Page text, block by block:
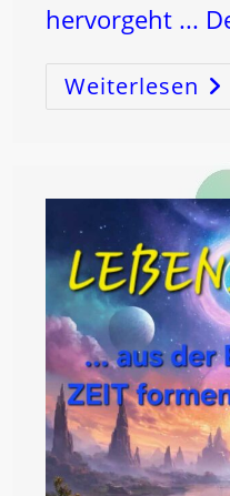
hervorgeht ...
Weiterlesen